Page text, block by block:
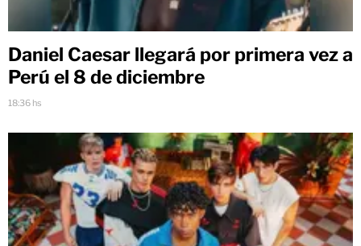
Daniel Caesar llegará por primera vez a
Perú el 8 de diciembre
18:36 hs